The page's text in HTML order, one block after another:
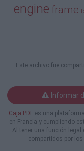
D-10
Do not glue
Engine-5
B-54
B-19
* Right half of
Engine-6
engine frame
Este archivo fue
Informar
Caja PDF es una
en Francia y cumpliendo
Al tener una función
compartidos por